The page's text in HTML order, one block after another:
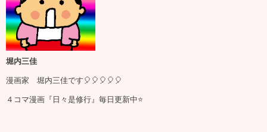
堀内三佳
漫画家 堀内三佳です🎈🎈🎈🎈🎈
４コマ漫画『日々是修行』毎日更新中⭐️